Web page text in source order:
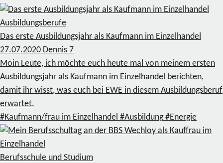
Ausbildungsberufe
Das erste Ausbildungsjahr als Kaufmann im Einzelhandel
27.07.2020 Dennis 7
Moin Leute, ich möchte euch heute mal von meinem ersten
Ausbildungsjahr als Kaufmann im Einzelhandel berichten,
damit ihr wisst, was euch bei EWE in diesem Ausbildungsberuf
erwartet.
#Kaufmann/frau im Einzelhandel #Ausbildung #Energie
Berufsschule und Studium